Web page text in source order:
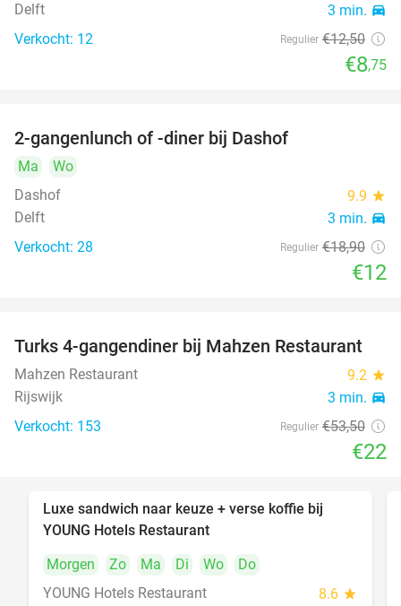
Delft 3 min. directions_car
Verkocht: 12 Regulier €12,50
€8,75
2-gangenlunch of -diner bij Dashof
Ma
Wo
Dashof
9.9 star
Delft 3 min. directions_car
Verkocht: 28 Regulier €18,90
€12
59%
Turks 4-gangendiner bij Mahzen Restaurant
Mahzen Restaurant 9.2 star
Rijswijk 3 min. directions_car
Verkocht: 153 Regulier €53,50
€22
Luxe sandwich naar keuze + verse koffie bij
YOUNG Hotels Restaurant
Morgen
Zo Ma Di Wo
Do
YOUNG Hotels Restaurant
8.6 star